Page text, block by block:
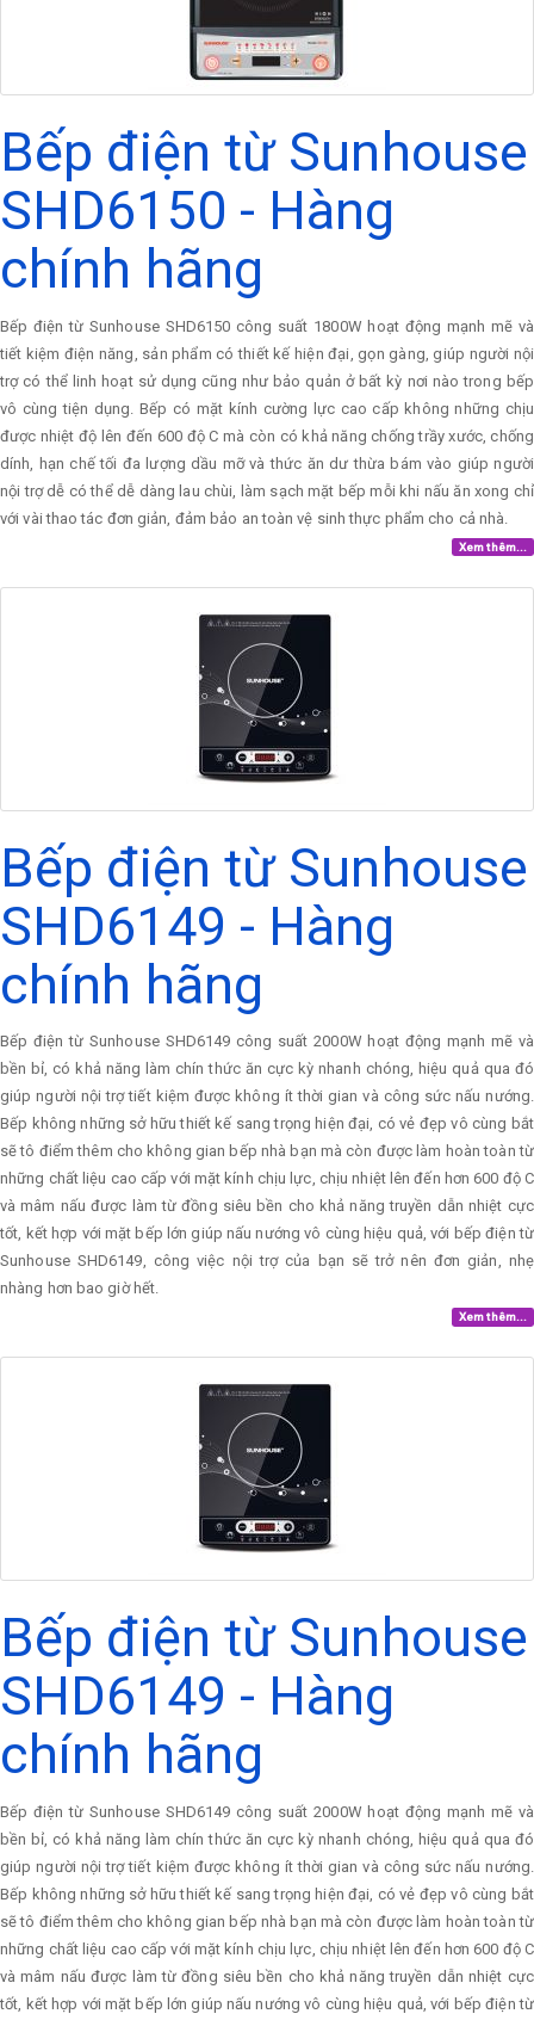
Bếp điện từ Sunhouse
SHD6150 - Hàng
chính hãng
Bếp điện từ Sunhouse SHD6150 công suất 1800W hoạt động mạnh mẽ và
tiết kiệm điện năng, sản phẩm có thiết kế hiện đại, gọn gàng, giúp người nội
trợ có thể linh hoạt sử dụng cũng như bảo quản ở bất kỳ nơi nào trong bếp
vô cùng tiện dụng. Bếp có mặt kính cường lực cao cấp không những chịu
được nhiệt độ lên đến 600 độ C mà còn có khả năng chống trầy xước, chống
dính, hạn chế tối đa lượng dầu mỡ và thức ăn dư thừa bám vào giúp người
nội trợ dễ có thể dễ dàng lau chùi, làm sạch mặt bếp mỗi khi nấu ăn xong chỉ
với vài thao tác đơn giản, đảm bảo an toàn vệ sinh thực phẩm cho cả nhà.
Xem thêm...
Bếp điện từ Sunhouse
SHD6149 - Hàng
chính hãng
Bếp điện từ Sunhouse SHD6149 công suất 2000W hoạt động mạnh mẽ và
bền bỉ, có khả năng làm chín thức ăn cực kỳ nhanh chóng, hiệu quả qua đó
giúp người nội trợ tiết kiệm được không ít thời gian và công sức nấu nướng.
Bếp không những sở hữu thiết kế sang trọng hiện đại, có vẻ đẹp vô cùng bắt
sẽ tô điểm thêm cho không gian bếp nhà bạn mà còn được làm hoàn toàn từ
những chất liệu cao cấp với mặt kính chịu lực, chịu nhiệt lên đến hơn 600 độ C
và mâm nấu được làm từ đồng siêu bền cho khả năng truyền dẫn nhiệt cực
tốt, kết hợp với mặt bếp lớn giúp nấu nướng vô cùng hiệu quả, với bếp điện từ
Sunhouse SHD6149, công việc nội trợ của bạn sẽ trở nên đơn giản, nhẹ
nhàng hơn bao giờ hết.
Xem thêm...
Bếp điện từ Sunhouse
SHD6149 - Hàng
chính hãng
Bếp điện từ Sunhouse SHD6149 công suất 2000W hoạt động mạnh mẽ và
bền bỉ, có khả năng làm chín thức ăn cực kỳ nhanh chóng, hiệu quả qua đó
giúp người nội trợ tiết kiệm được không ít thời gian và công sức nấu nướng.
Bếp không những sở hữu thiết kế sang trọng hiện đại, có vẻ đẹp vô cùng bắt
sẽ tô điểm thêm cho không gian bếp nhà bạn mà còn được làm hoàn toàn từ
những chất liệu cao cấp với mặt kính chịu lực, chịu nhiệt lên đến hơn 600 độ C
và mâm nấu được làm từ đồng siêu bền cho khả năng truyền dẫn nhiệt cực
tốt, kết hợp với mặt bếp lớn giúp nấu nướng vô cùng hiệu quả, với bếp điện từ